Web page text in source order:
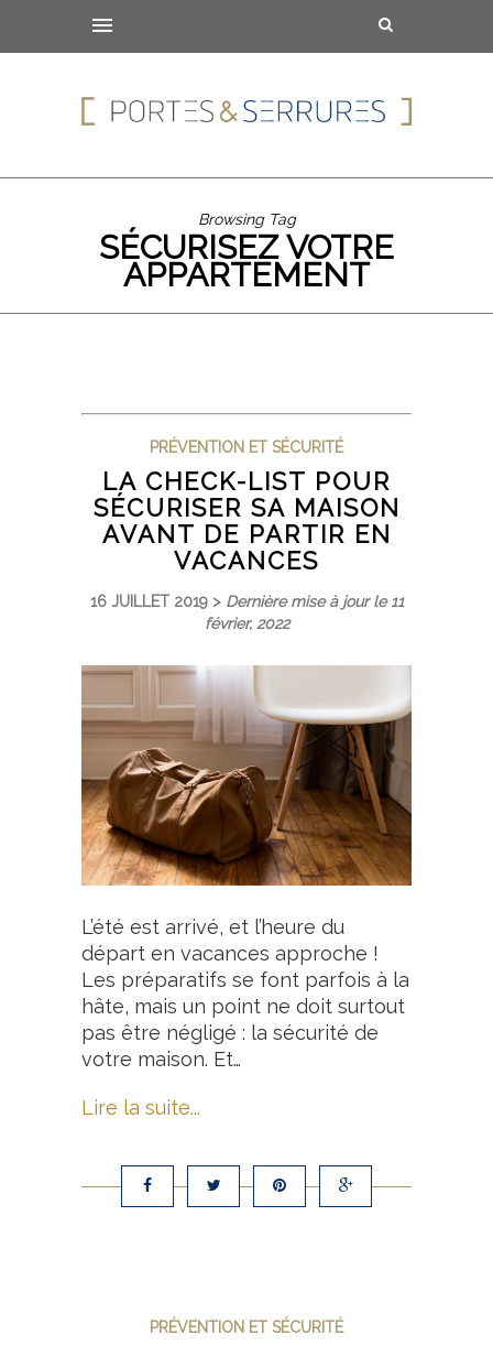
Browsing Tag
SÉCURISEZ VOTRE
APPARTEMENT
PRÉVENTION ET SÉCURITÉ
LA CHECK-LIST POUR
SÉCURISER SA MAISON
AVANT DE PARTIR EN
VACANCES
16 JUILLET 2019 > Dernière mise à jour le 11
février, 2022
L’été est arrivé, et l’heure du
départ en vacances approche !
Les préparatifs se font parfois à la
hâte, mais un point ne doit surtout
pas être négligé : la sécurité de
votre maison. Et…
Lire la suite...
PRÉVENTION ET SÉCURITÉ